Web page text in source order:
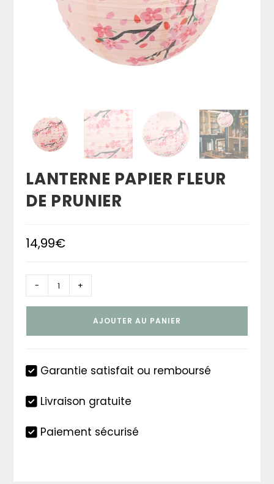
LANTERNE PAPIER FLEUR
DE PRUNIER
14,99€
quantité
de
prunier
- +
AJOUTER AU PANIER
Garantie satisfait ou remboursé
Livraison gratuite
Paiement sécurisé